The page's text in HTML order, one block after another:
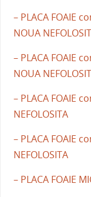
– PLACA FOAIE
NOUA
– PLACA FOAIE
NOUA
– PLACA FOAIE
NEFOLOSITA
– PLACA FOAIE
NEFOLOSITA
– PLACA FOAIE